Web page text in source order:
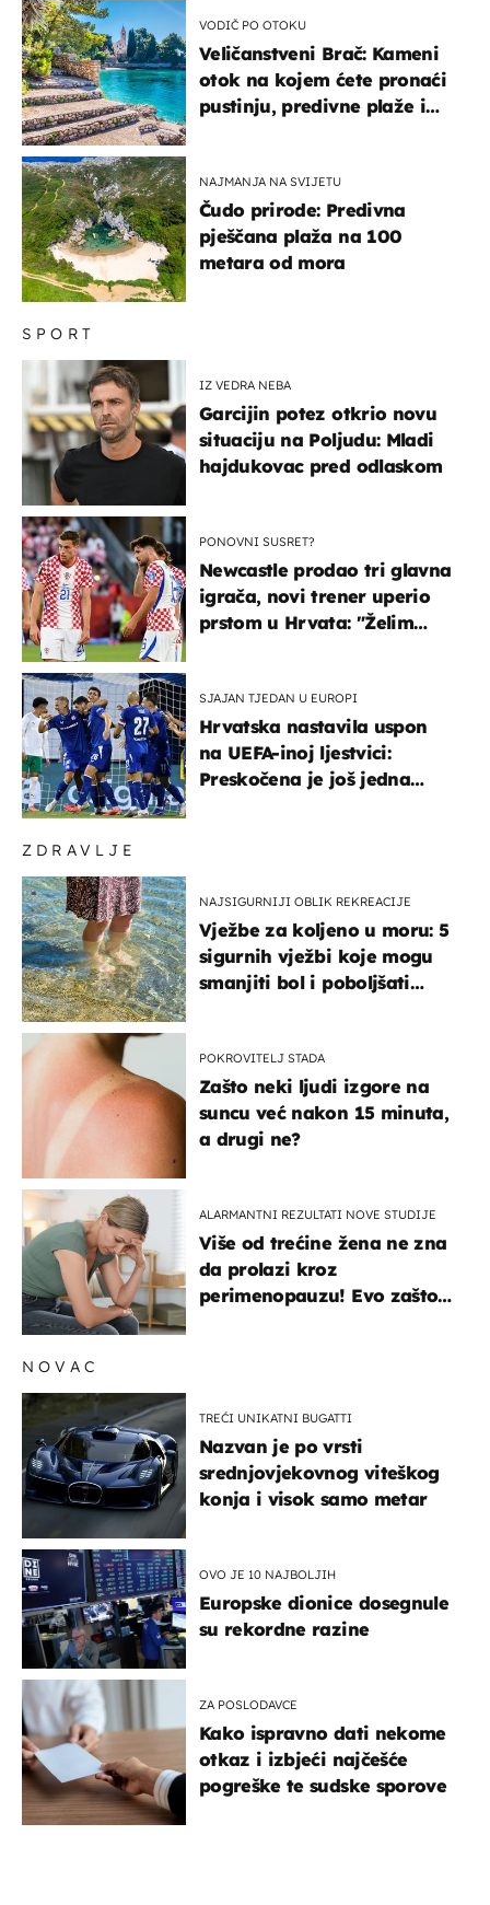
ZDRAVLJE
NAJSIGURNIJI OBLIK REKREACIJE
Vježbe za koljeno u moru: 5
sigurnih vježbi koje mogu
smanjiti bol i poboljšati
POKROVITELJ STADA
Zašto neki ljudi izgore na
suncu već nakon 15 minuta,
a drugi ne?
ALARMANTNI REZULTATI NOVE STUDIJE
Više od trećine žena ne zna
da prolazi kroz
perimenopauzu! Evo zašto
SPORT
IZ VEDRA NEBA
Garcijin potez otkrio novu
situaciju na Poljudu: Mladi
hajdukovac pred odlaskom
PONOVNI SUSRET?
Newcastle prodao tri glavna
igrača, novi trener uperio
prstom u Hrvata: "Želim
SJAJAN TJEDAN U EUROPI
Hrvatska nastavila uspon
na UEFA-inoj ljestvici:
Preskočena je još jedna
VODIČ PO OTOKU
Veličanstveni Brač: Kameni
otok na kojem ćete pronaći
pustinju, predivne plaže i
NAJMANJA NA SVIJETU
Čudo prirode: Predivna
pješčana plaža na 100
metara od mora
NOVAC
TREĆI UNIKATNI BUGATTI
Nazvan je po vrsti
srednjovjekovnog viteškog
konja i visok samo metar
OVO JE 10 NAJBOLJIH
Europske dionice dosegnule
su rekordne razine
ZA POSLODAVCE
Kako ispravno dati nekome
otkaz i izbjeći najčešće
pogreške te sudske sporove